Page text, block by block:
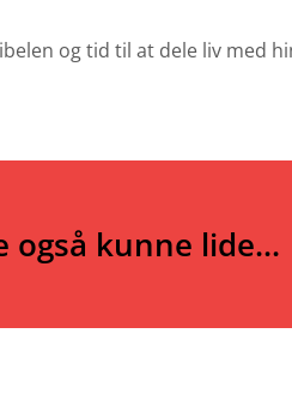
og tid til at dele liv med
også kunne lide...